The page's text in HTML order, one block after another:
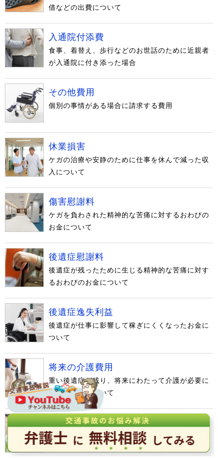
借などの出費について
入通院付添費
食事、着替え、歩行などのお世話のために近親者
が入通院に付き添った場合
その他費用
個別の事情がある場合に請求する費用
休業損害
ケガの治療や安静のために仕事を休んで減った収
入について
傷害慰謝料
ケガを負わされた精神的な苦痛に対するおわびの
お金について
後遺症慰謝料
後遺症が残ったために生じる精神的な苦痛に対す
るおわびのお金について
後遺症逸失利益
後遺症が仕事に影響して稼ぎにくくなったお金に
ついて
将来の介護費用
重い後遺症が残り、将来にわたって介護が必要に
なった場合について
既払い金
示談前に支払われた治療費や休業補償などは示談
金から差し引かれるか